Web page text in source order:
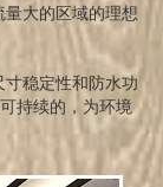
大的区域的理想
稳定性和防水功
持续的，为环境